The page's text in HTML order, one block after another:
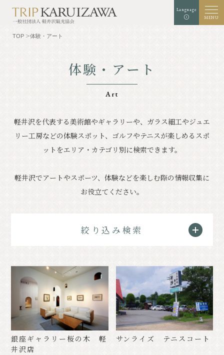
Language
MENU
黒 青
文字
TOP
⾃然
グルメ
ショップ
イベント情報
お知らせ アクセス
パンフレット⼀覧
フォトギャラリー
その他の協会員
観光案内所
観光協会について
会議室利⽤希望お申し込み
軽井沢観光会館利⽤お申し込み
TOP 体験・アート
体験・アート
Art
軽井沢を代表する美術館やギャラリーや、ガラス細工やジュエ
リー工房などの体験スポット、 ゴルフやテニスが楽しめるスポ
ットをエリア・カテゴリ別に検索できます。
軽井沢でアートやスポーツ、体験などを楽しむ際の情報収集に
お役立てください。
絞り込み検索
銀座ギャラリー桜の木 軽
井沢店
サンライズ テニスコート